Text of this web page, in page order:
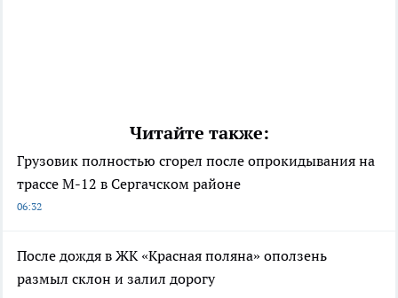
Читайте также:
Грузовик полностью сгорел после опрокидывания на
трассе М-12 в Сергачском районе
06:32
После дождя в ЖК «Красная поляна» оползень
размыл склон и залил дорогу